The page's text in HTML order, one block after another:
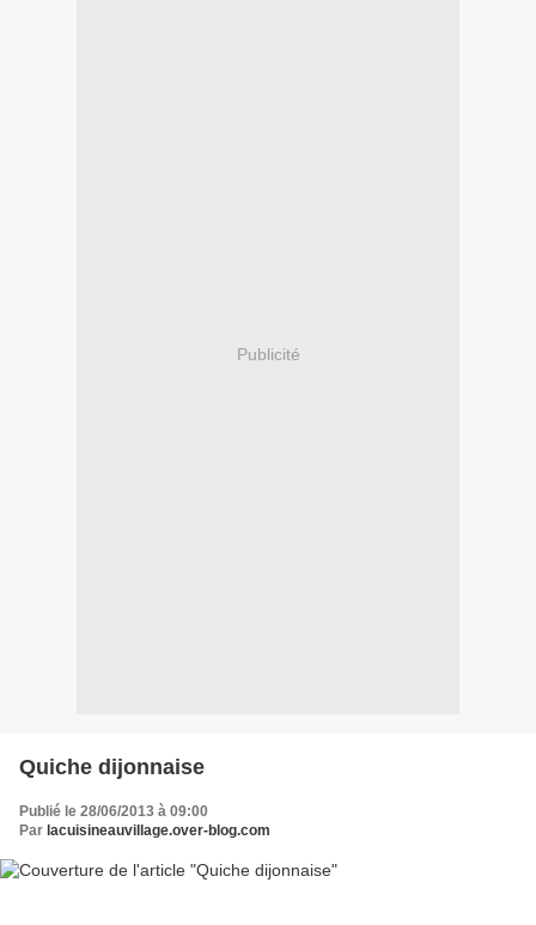
Publicité
Quiche dijonnaise
Publié le 28/06/2013 à 09:00
Par lacuisineauvillage.over-blog.com